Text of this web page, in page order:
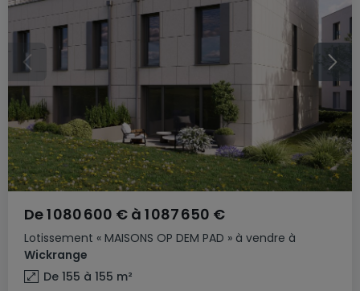
Lotissement « MAISONS OP DEM PAD » à vendre à
Wickrange
De1 080 600 € à 1 087 650 €
De 155 à 155 m²